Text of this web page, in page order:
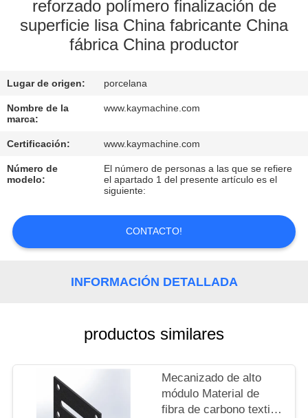
CONTROL
CONTACTO
NOTICIAS
UNA
COTIZACIÓN
PRIVACY
POLICY
reforzado polímero finalización de
superficie lisa China fabricante China
fábrica China productor
Lugar de origen: porcelana
Nombre de la
marca:
www.kaymachine.com
Certificación: www.kaymachine.com
Número de
modelo:
El número de personas a las que se refiere
el apartado 1 del presente artículo es el
siguiente:
CONTACTO!
INFORMACIÓN DETALLADA
productos similares
Mecanizado de alto
módulo Material de
fibra de carbono textil